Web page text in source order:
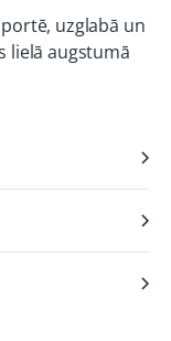
uzglabā un
lielā augstumā